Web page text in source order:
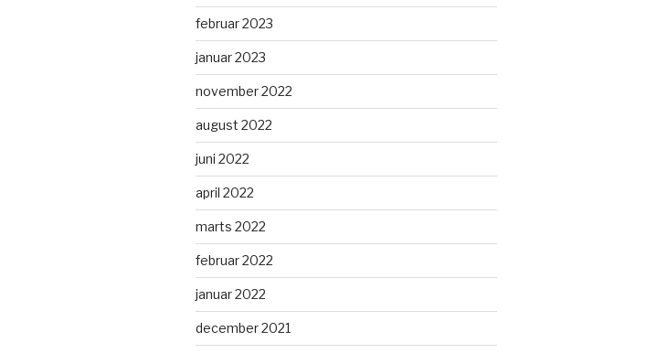
februar 2023
januar 2023
november 2022
august 2022
juni 2022
april 2022
marts 2022
februar 2022
januar 2022
december 2021